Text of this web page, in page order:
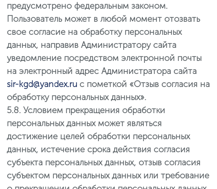
предусмотрено федеральным законом.
Пользователь может в любой момент отозвать
свое согласие на обработку персональных
данных, направив Администратору сайта
уведомление посредством электронной почты
на электронный адрес Администратора сайта
sir-kgd@yandex.ruс пометкой «Отзыв согласия на
обработку персональных данных».
5.8. Условием прекращения обработки
персональных данных может являться
достижение целей обработки персональных
данных, истечение срока действия согласия
субъекта персональных данных, отзыв согласия
субъектом персональных данных или требование